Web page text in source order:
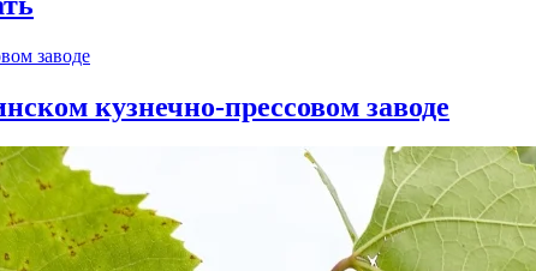
кузнечно-прессовом заводе